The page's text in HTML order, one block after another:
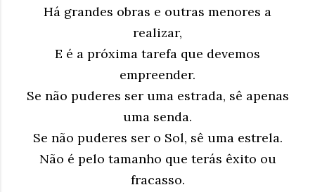
Há grandes obras e outras menores a
realizar,
E é a próxima tarefa que devemos
empreender.
Se não puderes ser uma estrada, sê apenas
uma senda.
Se não puderes ser o Sol, sê uma estrela.
Não é pelo tamanho que terás êxito ou
fracasso.